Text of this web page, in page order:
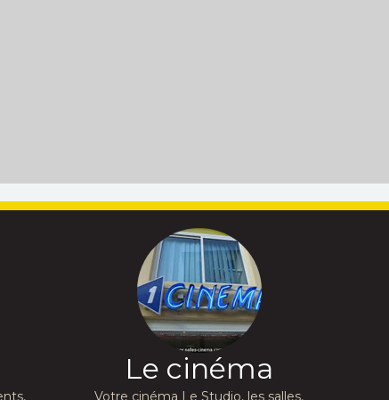
Le cinéma
Votre cinéma Le Studio, les salles,